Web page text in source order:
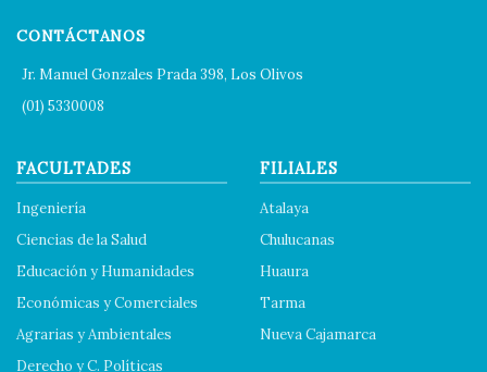
CONTÁCTANOS
Jr. Manuel Gonzales Prada 398, Los Olivos
(01) 5330008
FACULTADES
Ingeniería
Ciencias de la Salud
Educación y Humanidades
Económicas y Comerciales
Agrarias y Ambientales
Derecho y C. Políticas
FILIALES
Atalaya
Chulucanas
Huaura
Tarma
Nueva Cajamarca